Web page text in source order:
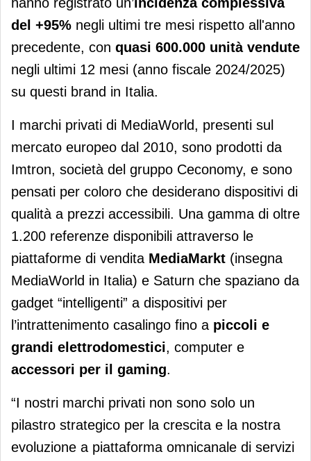
del +95% negli ultimi tre mesi rispetto all'anno
precedente, con quasi 600.000 unità vendute
negli ultimi 12 mesi (anno fiscale 2024/2025)
su questi brand in Italia.
I marchi privati di MediaWorld, presenti sul
mercato europeo dal 2010, sono prodotti da
Imtron, società del gruppo Ceconomy, e sono
pensati per coloro che desiderano dispositivi di
qualità a prezzi accessibili. Una gamma di oltre
1.200 referenze disponibili attraverso le
piattaforme di vendita MediaMarkt (insegna
MediaWorld in Italia) e Saturn che spaziano da
gadget “intelligenti” a dispositivi per
l’intrattenimento casalingo fino a piccoli e
grandi elettrodomestici, computer e
accessori per il gaming.
“I nostri marchi privati non sono solo un
pilastro strategico per la crescita e la nostra
evoluzione a piattaforma omnicanale di servizi